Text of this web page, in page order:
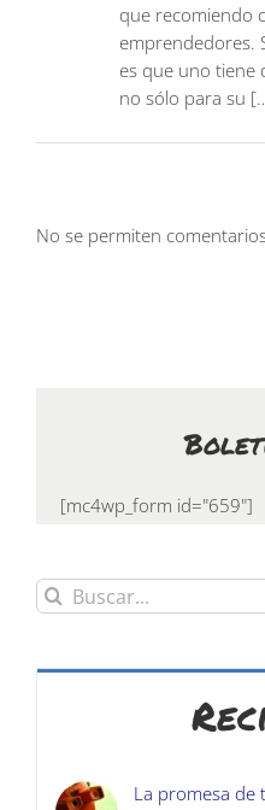
que recomiendo
emprendedores.
es que uno tiene
no sólo para su
No se permiten
[mc4wp_form id="659"]
Buscar:
La promesa de